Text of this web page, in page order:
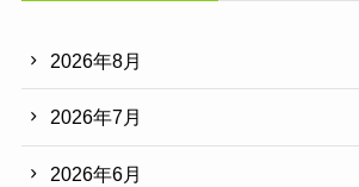
2026年8月
2026年7月
2026年6月